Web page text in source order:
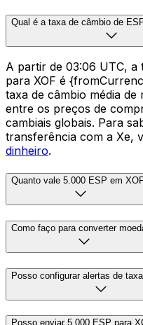
Qual é a taxa de câmbio de
A partir de 03:06 UTC, a
para XOF é
taxa de câmbio média
entre os preços de
cambiais globais. Para
transferência com a Xe,
dinheiro.
Quanto vale 5.000 ESP em
Como faço para converter
Posso configurar alertas de
Posso enviar 5.000 ESP para